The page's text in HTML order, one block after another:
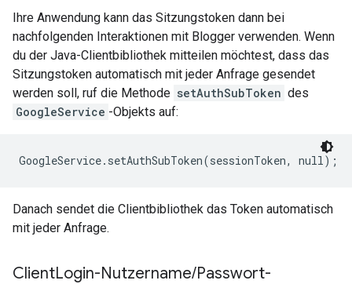
Ihre Anwendung kann das Sitzungstoken dann bei
nachfolgenden Interaktionen mit Blogger verwenden. Wenn
du der Java-Clientbibliothek mitteilen möchtest, dass das
Sitzungstoken automatisch mit jeder Anfrage gesendet
werden soll, ruf die Methode setAuthSubToken des
GoogleService -Objekts auf:
Danach sendet die Clientbibliothek das Token automatisch
mit jeder Anfrage.
ClientLogin-Nutzername/Passwort-